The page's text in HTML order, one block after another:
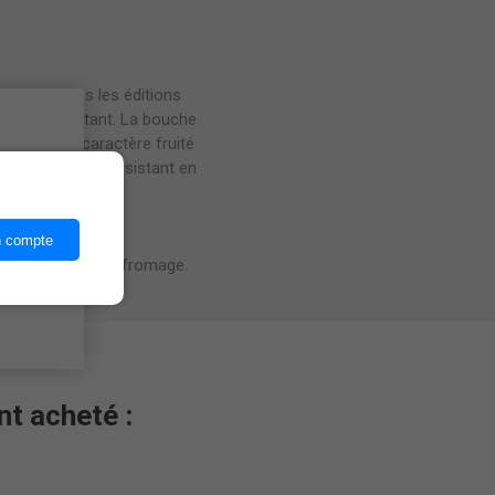
que dans les éditions
persistant. La bouche
Le caractère fruité
intense et persistant en
plats avec du fromage.
acheté :
compte